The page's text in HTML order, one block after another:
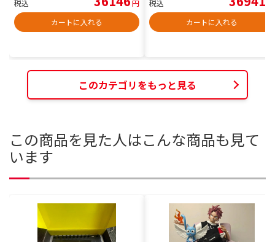
税込
円
カートに入れる
税込
カートに入れる
このカテゴリをもっと見る
この商品を見た人はこんな商品も見て
います